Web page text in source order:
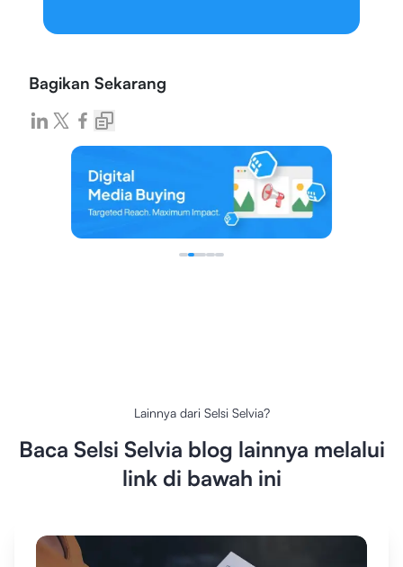
Bagikan Sekarang
Lainnya dari Selsi Selvia?
Baca Selsi Selvia blog lainnya melalui
link di bawah ini